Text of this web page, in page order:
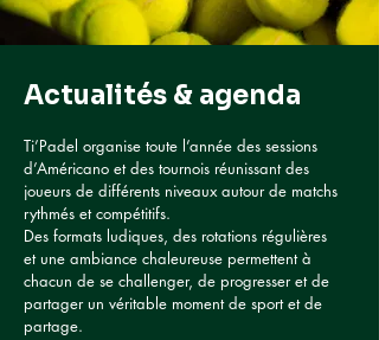
Actualités & agenda
Ti’Padel organise toute l’année des sessions
d’Américano et des tournois réunissant des
joueurs de différents niveaux autour de matchs
rythmés et compétitifs.
Des formats ludiques, des rotations régulières
et une ambiance chaleureuse permettent à
chacun de se challenger, de progresser et de
partager un véritable moment de sport et de
partage.